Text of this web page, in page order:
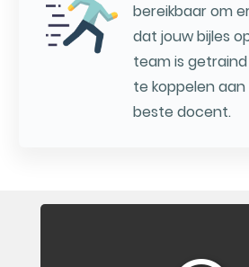
bereikbaar om
dat jouw bijles
team is
te koppelen
beste docent.